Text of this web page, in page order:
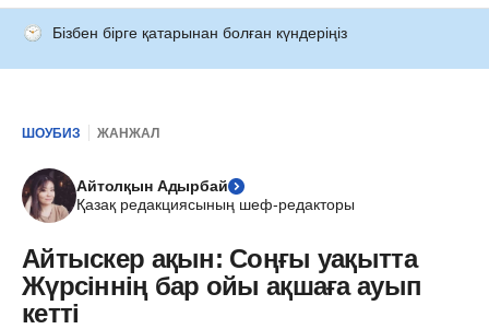
Бізбен бірге қатарынан болған күндеріңіз
ШОУБИЗ ЖАНЖАЛ
Айтолқын Адырбай
Қазақ редакциясының шеф-редакторы
Айтыскер ақын: Соңғы уақытта
Жүрсіннің бар ойы ақшаға ауып
кетті